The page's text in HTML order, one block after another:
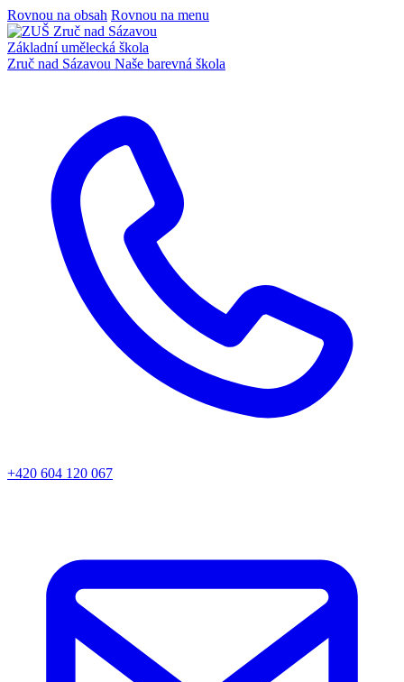
Rovnou na obsah Rovnou na menu
Základní umělecká škola
Zruč nad Sázavou Naše barevná škola
+420 604 120 067